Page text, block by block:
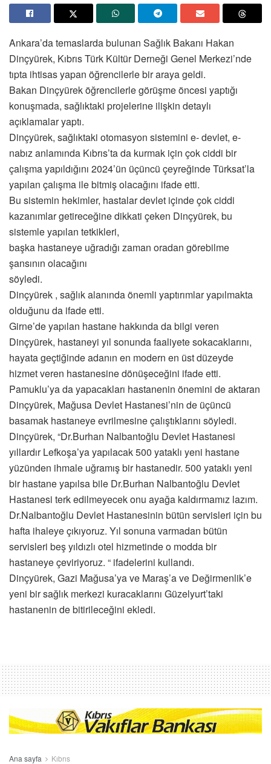
Ankara’da temaslarda bulunan Sağlık Bakanı Hakan
Dinçyürek, Kıbrıs Türk Kültür Derneği Genel Merkezi’nde
tıpta ihtisas yapan öğrencilerle bir araya geldi.
Bakan Dinçyürek öğrencilerle görüşme öncesi yaptığı
konuşmada, sağlıktaki projelerine ilişkin detaylı
açıklamalar yaptı.
Dinçyürek, sağlıktaki otomasyon sistemini e- devlet, e-
nabız anlamında Kıbrıs’ta da kurmak için çok ciddi bir
çalışma yapıldığını 2024’ün üçüncü çeyreğinde Türksat’la
yapılan çalışma ile bitmiş olacağını ifade etti.
Bu sistemin hekimler, hastalar devlet içinde çok ciddi
kazanımlar getireceğine dikkati çeken Dinçyürek, bu
sistemle yapılan tetkikleri,
başka hastaneye uğradığı zaman oradan görebilme
şansının olacağını
söyledi.
Dinçyürek , sağlık alanında önemli yaptırımlar yapılmakta
olduğunu da ifade etti.
Girne’de yapılan hastane hakkında da bilgi veren
Dinçyürek, hastaneyi yıl sonunda faaliyete sokacaklarını,
hayata geçtiğinde adanın en modern en üst düzeyde
hizmet veren hastanesine dönüşeceğini ifade etti.
Pamuklu’ya da yapacakları hastanenin önemini de aktaran
Dinçyürek, Mağusa Devlet Hastanesi’nin de üçüncü
basamak hastaneye evrilmesine çalıştıklarını söyledi.
Dinçyürek, “Dr.Burhan Nalbantoğlu Devlet Hastanesi
yıllardır Lefkoşa’ya yapılacak 500 yataklı yeni hastane
yüzünden ihmale uğramış bir hastanedir. 500 yataklı yeni
bir hastane yapılsa bile Dr.Burhan Nalbantoğlu Devlet
Hastanesi terk edilmeyecek onu ayağa kaldırmamız lazım.
Dr.Nalbantoğlu Devlet Hastanesinin bütün servisleri için bu
hafta ihaleye çıkıyoruz. Yıl sonuna varmadan bütün
servisleri beş yıldızlı otel hizmetinde o modda bir
hastaneye çeviriyoruz. “ ifadelerini kullandı.
Dinçyürek, Gazi Mağusa’ya ve Maraş’a ve Değirmenlik’e
yeni bir sağlık merkezi kuracaklarını Güzelyurt’taki
hastanenin de bitirileceğini ekledi.
Ana sayfa Kıbrıs